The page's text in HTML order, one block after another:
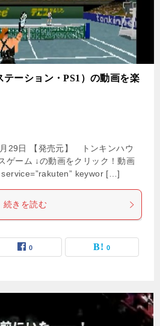
テーション・PS1）の動画を楽
29日 【発売元】 トンキンハウ
ーム ↓の動画をクリック！動画
keywor […]
続きを読む
0 0